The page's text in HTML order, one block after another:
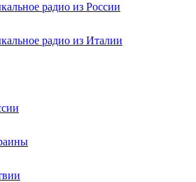
радио из России
радио из Италии